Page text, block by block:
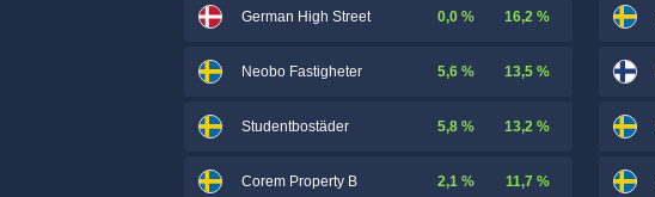
German High Street 0,0 % 16,2 %
Neobo Fastigheter 5,6 % 13,5 %
Studentbostäder 5,8 % 13,2 %
Corem Property B 2,1 % 11,7 %